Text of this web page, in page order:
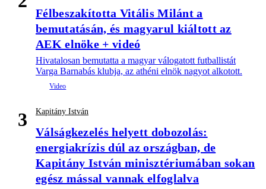
Félbeszakította Vitális Milánt a
bemutatásán, és magyarul kiáltott az
AEK elnöke + videó
Hivatalosan bemutatta a magyar válogatott futballistát
Varga Barnabás klubja, az athéni elnök nagyot alkotott.
3 Kapitány István
Válságkezelés helyett dobozolás:
energiakrízis dúl az országban, de
Kapitány István minisztériumában sokan
egész mással vannak elfoglalva